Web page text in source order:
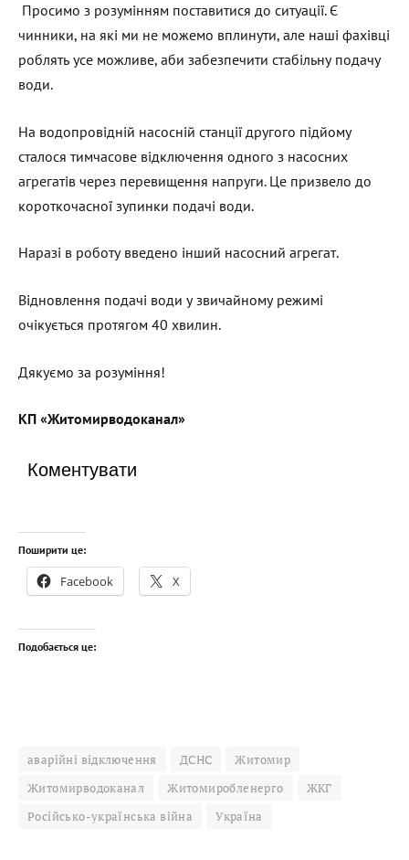
Просимо з розумінням поставитися до ситуації. Є
чинники, на які ми не можемо вплинути, але наші фахівці
роблять усе можливе, аби забезпечити стабільну подачу
води.
На водопровідній насосній станції другого підйому
сталося тимчасове відключення одного з насосних
агрегатів через перевищення напруги. Це призвело до
короткочасної зупинки подачі води.
Наразі в роботу введено інший насосний агрегат.
Відновлення подачі води у звичайному режимі
очікується протягом 40 хвилин.
Дякуємо за розуміння!
КП «Житомирводоканал»
Коментувати
Поширити це:
Facebook X
Подобається це:
аварійні відключення ДСНС
Житомир
Житомирводоканал
Житомиробленерго
ЖКГ
Російсько-українська війна
Україна